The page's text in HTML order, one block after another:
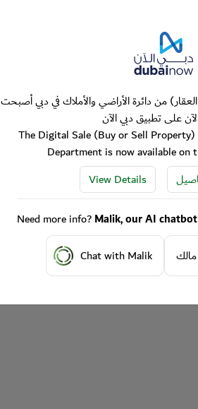
من دائرة الأراضي والأملاك في دبي أصبحت
على تطبيق دبي الآن
The Digital Sale (Buy or Sell
Department is now available on
View Details
Need more info?Malik, our AI chatbot
Chat with Malik